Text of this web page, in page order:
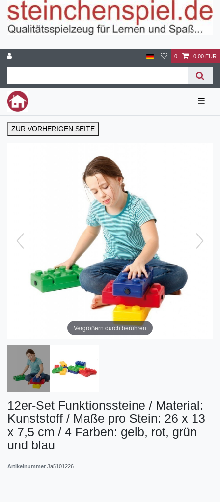
0 0,00 EUR
☰
ZUR VORHERIGEN SEITE
Vergrößern durch berühren
12er-Set Funktionssteine / Material:
Kunststoff / Maße pro Stein: 26 x 13
x 7,5 cm / 4 Farben: gelb, rot, grün
und blau
Artikelnummer Ja5101226